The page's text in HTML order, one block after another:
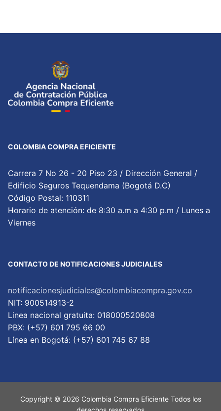
COLOMBIA COMPRA EFICIENTE
Carrera 7 No 26 - 20 Piso 23 / Dirección General /
Edificio Seguros Tequendama (Bogotá D.C)
Código Postal: 110311
Horario de atención: de 8:30 a.m a 4:30 p.m / Lunes a
Viernes
CONTACTO DE NOTIFICACIONES JUDICIALES
notificacionesjudiciales@colombiacompra.gov.co
NIT: 900514913-2
Linea nacional gratuita: 018000520808
PBX: (+57) 601 795 66 00
Lí­nea en Bogotá: (+57) 601 745 67 88
Copyright © 2026 Colombia Compra Eficiente Todos los